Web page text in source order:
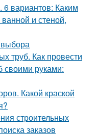
6 вариантов: Каким
и стеной,
труб. Как провести
своими руками:
Какой краской
строительных
заказов